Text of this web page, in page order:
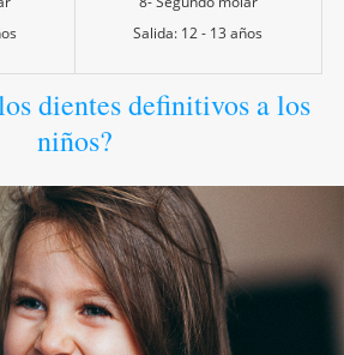
Salida: 12 - 13 años
dientes definitivos a los
niños?